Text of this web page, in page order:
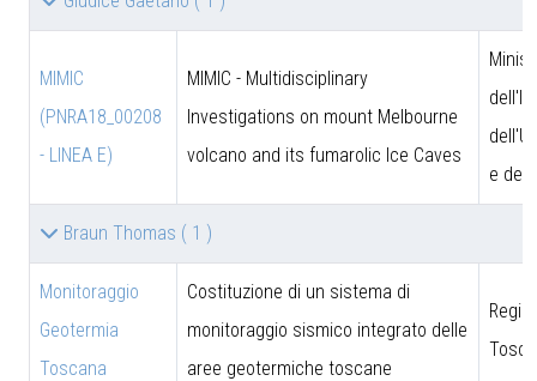
MIMIC
(PNRA18_00208
- LINEA E)
MIMIC - Multidisciplinary
Investigations on mount Melbourne
volcano and its fumarolic Ice Caves
e
Braun Thomas ( 1 )
Monitoraggio
Geotermia
Toscana
Costituzione di un sistema di
monitoraggio sismico integrato delle
aree geotermiche toscane